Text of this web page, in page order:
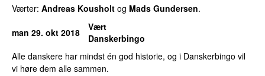
Værter: Andreas Kousholt og Mads Gundersen.
man 29. okt 2018
Vært
Danskerbingo
Alle danskere har mindst én god historie, og i Danskerbingo vil
vi høre dem alle sammen.